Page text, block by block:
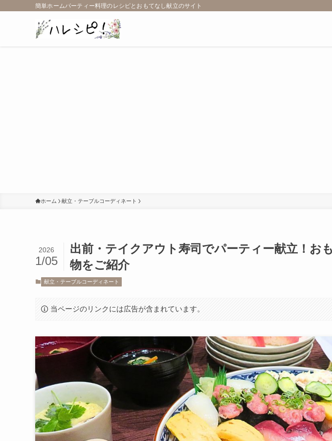
簡単ホームパーティー料理のレシピとおもてなし献立のサイト
ホーム 献立・テーブルコーディネート
出前・テイクアウト寿司でパーティー献立！お
物をご紹介
2026
1/05
献立・テーブルコーディネート
当ページのリンクには広告が含まれています。